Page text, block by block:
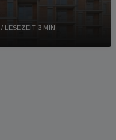
/ LESEZEIT 3 MIN